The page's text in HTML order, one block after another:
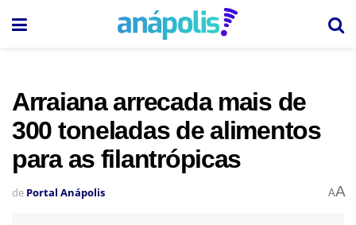
Arraiana arrecada mais de
300 toneladas de alimentos
para as filantrópicas
de Portal Anápolis AA